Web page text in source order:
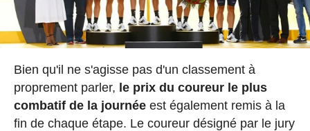
Bien qu'il ne s'agisse pas d'un classement à
proprement parler, le prix du coureur le plus
combatif de la journéeest également remis à la
fin de chaque étape. Le coureur désigné par le jury